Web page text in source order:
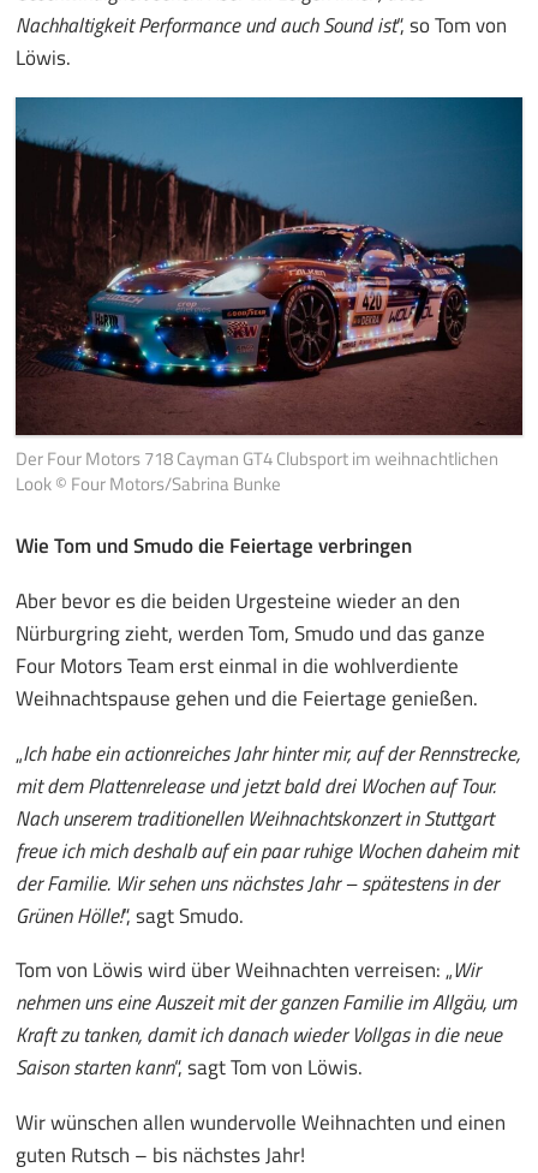
Nachhaltigkeit Performance und auch Sound ist“, so Tom von
Löwis.
Der Four Motors 718 Cayman GT4 Clubsport im weihnachtlichen
Look © Four Motors/Sabrina Bunke
Wie Tom und Smudo die Feiertage verbringen
Aber bevor es die beiden Urgesteine wieder an den
Nürburgring zieht, werden Tom, Smudo und das ganze
Four Motors Team erst einmal in die wohlverdiente
Weihnachtspause gehen und die Feiertage genießen.
„Ich habe ein actionreiches Jahr hinter mir, auf der Rennstrecke,
mit dem Plattenrelease und jetzt bald drei Wochen auf Tour.
Nach unserem traditionellen Weihnachtskonzert in Stuttgart
freue ich mich deshalb auf ein paar ruhige Wochen daheim mit
der Familie. Wir sehen uns nächstes Jahr – spätestens in der
Grünen Hölle!“, sagt Smudo.
Tom von Löwis wird über Weihnachten verreisen: „Wir
nehmen uns eine Auszeit mit der ganzen Familie im Allgäu, um
Kraft zu tanken, damit ich danach wieder Vollgas in die neue
Saison starten kann“, sagt Tom von Löwis.
Wir wünschen allen wundervolle Weihnachten und einen
guten Rutsch – bis nächstes Jahr!